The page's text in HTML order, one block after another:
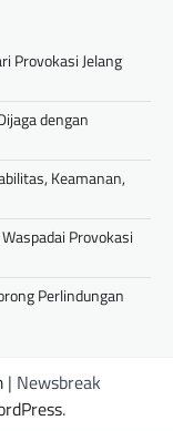
Provokasi Jelang
dengan
Keamanan,
Provokasi
Perlindungan
| Newsbreak
.